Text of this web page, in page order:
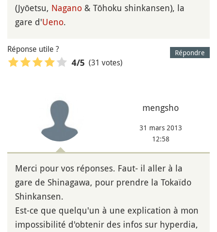
(Jyōetsu, Nagano & Tōhoku shinkansen), la
gare d'Ueno.
Répondre
Réponse utile ?
4/5 (31 votes)
mengsho
31 mars 2013
12:58
Merci pour vos réponses. Faut- il aller à la
gare de Shinagawa, pour prendre la Tokaïdo
Shinkansen.
Est-ce que quelqu'un à une explication à mon
impossibilité d'obtenir des infos sur hyperdia,